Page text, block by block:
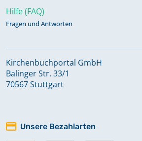
Hilfe (FAQ)
Fragen und Antworten
Kirchenbuchportal GmbH
Balinger Str. 33/1
70567 Stuttgart
Unsere Bezahlarten